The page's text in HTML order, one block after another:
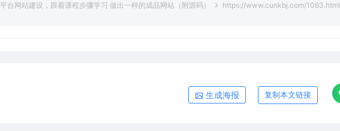
台网站建设，跟着课程步骤学习 做出一样的成品网站（附源码） https://www.cunkbj.com/1063.html
生成海报 复制本文链接